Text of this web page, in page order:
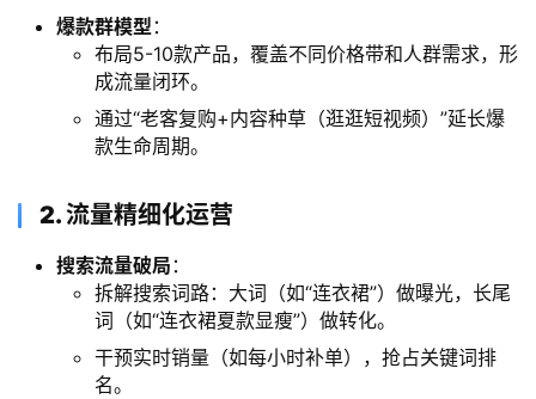
爆款群模型：
布局5-10款产品，覆盖不同价格带和人群需求，形
成流量闭环。
通过“老客复购+内容种草（逛逛短视频）”延长爆
款生命周期。
​2. 流量精细化运营
搜索流量破局 ：
拆解搜索词路：大词（如“连衣裙”）做曝光，长尾
词（如“连衣裙夏款显瘦”）做转化。
干预实时销量（如每小时补单），抢占关键词排
名。